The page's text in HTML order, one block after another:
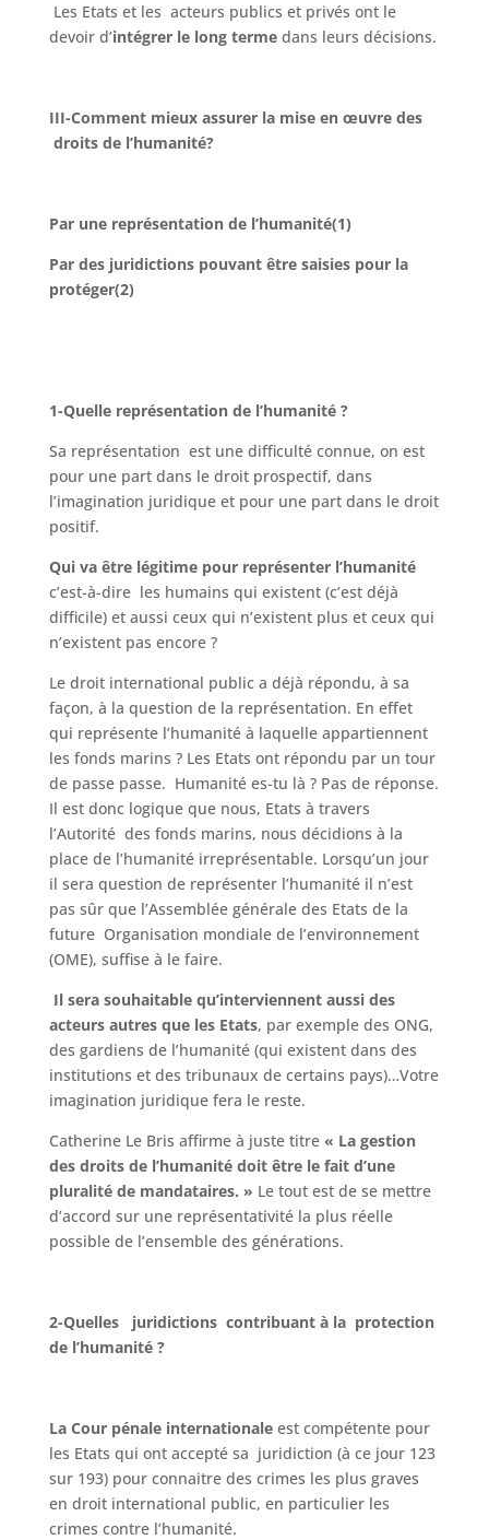
Les Etats et les acteurs publics et privés ont le
devoir d’intégrer le long termedans leurs décisions.
III-Comment mieux assurer la mise en œuvre des
droits de l’humanité?
Par une représentation de l’humanité(1)
Par des juridictions pouvant être saisies pour la
protéger(2)
1-Quelle représentation de l’humanité ?
Sa représentation est une difficulté connue, on est
pour une part dans le droit prospectif, dans
l’imagination juridique et pour une part dans le droit
positif.
Qui va être légitime pour représenter l’humanité
c’est-à-dire les humains qui existent (c’est déjà
difficile) et aussi ceux qui n’existent plus et ceux qui
n’existent pas encore ?
Le droit international public a déjà répondu, à sa
façon, à la question de la représentation. En effet
qui représente l’humanité à laquelle appartiennent
les fonds marins ? Les Etats ont répondu par un tour
de passe passe. Humanité es-tu là ? Pas de réponse.
Il est donc logique que nous, Etats à travers
l’Autorité des fonds marins, nous décidions à la
place de l’humanité irreprésentable. Lorsqu’un jour
il sera question de représenter l’humanité il n’est
pas sûr que l’Assemblée générale des Etats de la
future Organisation mondiale de l’environnement
(OME), suffise à le faire.
Il sera souhaitable qu’interviennent aussi des
acteurs autres que les Etats, par exemple des ONG,
des gardiens de l’humanité (qui existent dans des
institutions et des tribunaux de certains pays)…Votre
imagination juridique fera le reste.
Catherine Le Bris affirme à juste titre « La gestion
des droits de l’humanité doit être le fait d’une
pluralité de mandataires. » Le tout est de se mettre
d’accord sur une représentativité la plus réelle
possible de l’ensemble des générations.
2-Quelles juridictions contribuant à la protection
de l’humanité ?
La Cour pénale internationaleest compétente pour
les Etats qui ont accepté sa juridiction (à ce jour 123
sur 193) pour connaitre des crimes les plus graves
en droit international public, en particulier les
crimes contre l’humanité.